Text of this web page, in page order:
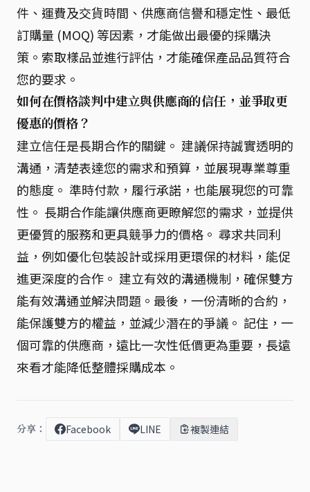
件、運費及交貨時間、供應商信譽和穩定性、最低
訂購量 (MOQ) 等因素，才能做出最優的採購決
策。索取樣品並進行評估，才能確保產品品質符合
您的要求。
如何在價格談判中建立與供應商的信任，並爭取更
優惠的價格？
建立信任是長期合作的關鍵。 建議保持誠實透明的
溝通，清楚表達您的需求和預算，並展現專業尊重
的態度。 準時付款，履行承諾，也能展現您的可靠
性。 長期合作能讓供應商更瞭解您的需求，並提供
更優質的服務和更具競爭力的價格。 尋求共同利
益，例如優化包裝設計或採用更環保的材料，能促
進更深度的合作。 建立有效的溝通機制，確保雙方
能有效溝通並解決問題。最後，一份清晰的合約，
能保護雙方的權益，並減少潛在的爭議。 記住，一
個可靠的供應商，遠比一次性低價更為重要，長遠
來看才能降低整體採購成本。
分享： Facebook LINE 複製連結